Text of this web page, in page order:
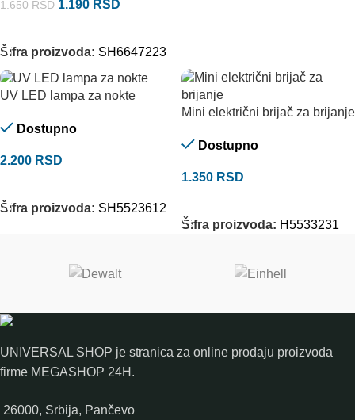
1.650RSD 1.190 RSD
Šifra proizvoda: SH6647223
UV LED lampa za nokte
Dostupno
2.200 RSD
Šifra proizvoda: SH5523612
Mini električni brijač za brijanje
Dostupno
1.350 RSD
Šifra proizvoda: H5533231
UNIVERSAL SHOP je stranica za online prodaju proizvoda
firme MEGASHOP 24H.
26000, Srbija, Pančevo